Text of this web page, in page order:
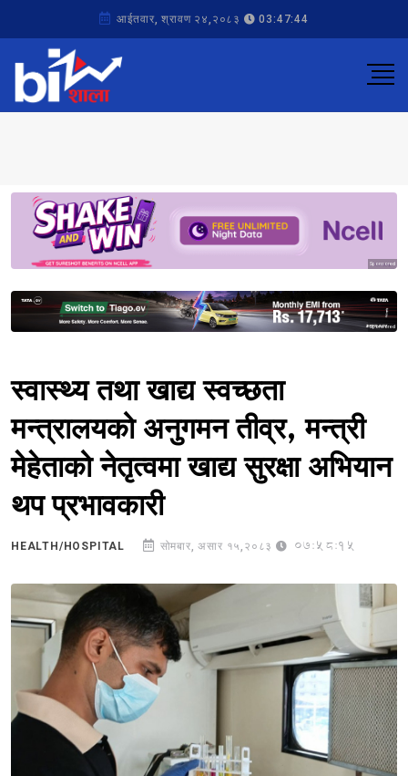
आईतवार, श्रावण २४,२०८३ 03:47:44
Sponsored
Sponsored
स्वास्थ्य तथा खाद्य स्वच्छता
मन्त्रालयको अनुगमन तीव्र, मन्त्री
मेहेताको नेतृत्वमा खाद्य सुरक्षा अभियान
थप प्रभावकारी
HEALTH/HOSPITAL सोमबार, असार १५,२०८३ 07:58:15